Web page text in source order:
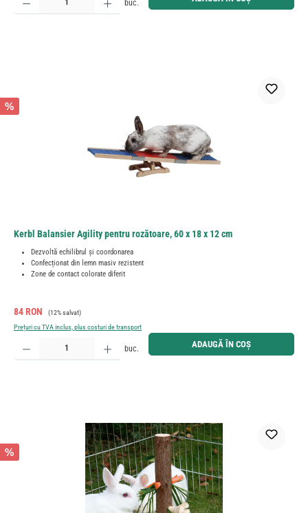
buc.
%
Kerbl Balansier Agility pentru rozătoare, 60 x 18 x 12 cm
Dezvoltă echilibrul și coordonarea
Confecționat din lemn masiv rezistent
Zone de contact colorate diferit
Preț de vânzare:
84 RON Preț obișnuit:
(12% salvat)
Prețuri cu TVA inclus, plus costuri de transport
Cantitate produs: Introduceți cantitatea dorită sau utilizați butoanele pentru a mări sau micșora
buc. ADAUGĂ ÎN COȘ
%